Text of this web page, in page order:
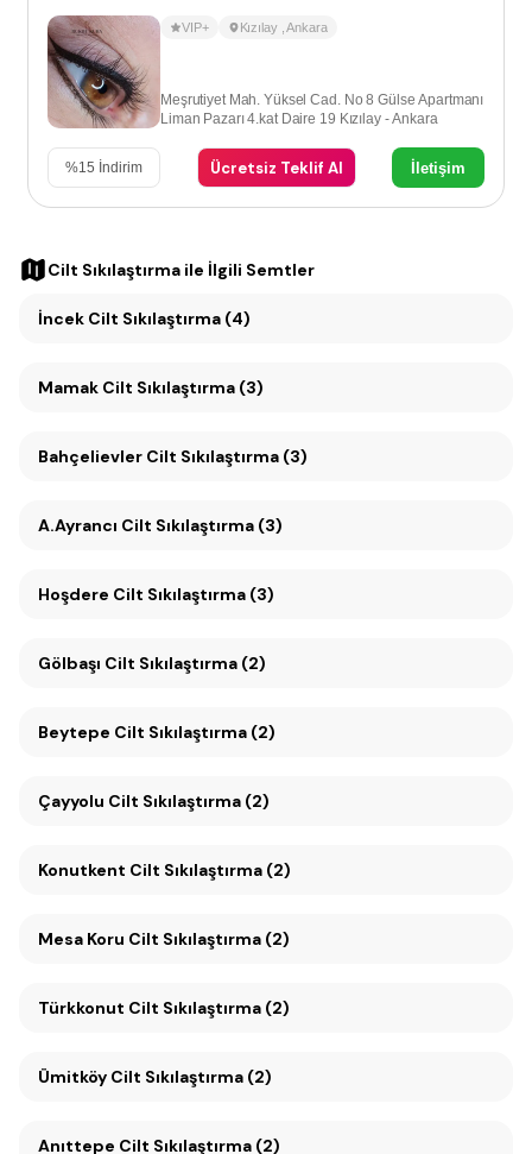
VIP+ Kızılay ,Ankara
Meşrutiyet Mah. Yüksel Cad. No 8 Gülse Apartmanı
Liman Pazarı 4.kat Daire 19 Kızılay - Ankara
%15 İndirim Ücretsiz Teklif Al İletişim
Cilt Sıkılaştırma ile İlgili Semtler
İncek Cilt Sıkılaştırma (4)
Mamak Cilt Sıkılaştırma (3)
Bahçelievler Cilt Sıkılaştırma (3)
A.Ayrancı Cilt Sıkılaştırma (3)
Hoşdere Cilt Sıkılaştırma (3)
Gölbaşı Cilt Sıkılaştırma (2)
Beytepe Cilt Sıkılaştırma (2)
Çayyolu Cilt Sıkılaştırma (2)
Konutkent Cilt Sıkılaştırma (2)
Mesa Koru Cilt Sıkılaştırma (2)
Türkkonut Cilt Sıkılaştırma (2)
Ümitköy Cilt Sıkılaştırma (2)
Anıttepe Cilt Sıkılaştırma (2)